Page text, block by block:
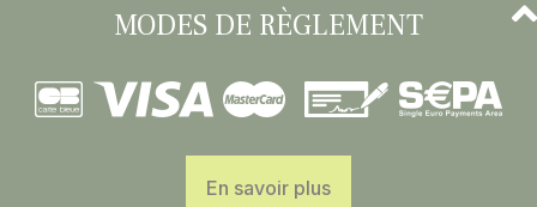
MODES DE RÈGLEMENT
En savoir plus